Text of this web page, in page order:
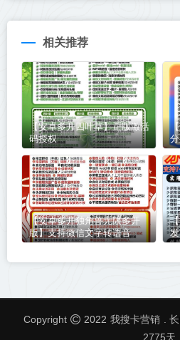
相关推荐
【安卓多开四叶草】正版激活
码授权
【安卓多开独角兽无限多开
版】支持微信文字转语音
Copyright 2022 我搜卡营销 .
2775天